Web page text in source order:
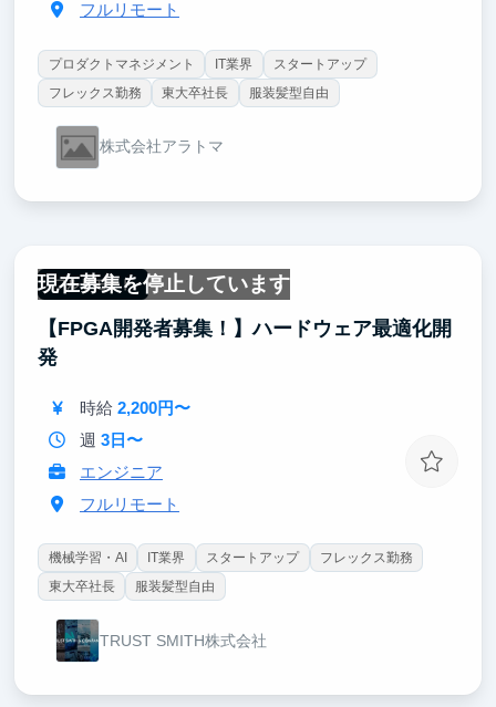
フルリモート
プロダクトマネジメント IT業界
スタートアップ
フレックス勤務
東大卒社長 服装髪型自由
株式会社アラトマ
現在募集を停止しています
フルリモート
【FPGA開発者募集！】ハードウェア最適化開
発
時給 2,200円〜
週 3日〜
エンジニア
フルリモート
機械学習・AI IT業界 スタートアップ
フレックス勤務
東大卒社長
服装髪型自由
TRUST SMITH株式会社